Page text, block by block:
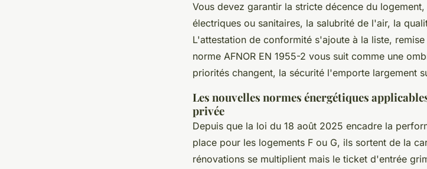
Vous devez garantir la stricte décence du
électriques ou sanitaires, la salubrité de l'air, la
L'attestation de conformité s'ajoute à la liste,
norme AFNOR EN 1955-2 vous suit comme une
priorités changent, la sécurité l'emporte largement
Les nouvelles normes énergétiques
privée
Depuis que la loi du 18 août 2025 encadre la
place pour les logements F ou G, ils sortent de la
rénovations se multiplient mais le ticket d'entrée